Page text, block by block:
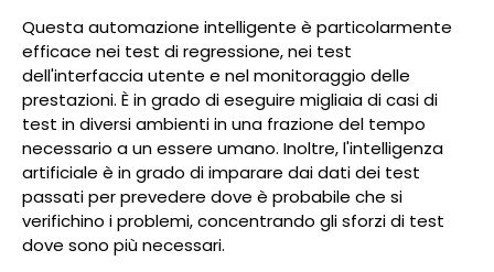
Questa automazione intelligente è particolarmente
efficace nei test di regressione, nei test
dell'interfaccia utente e nel monitoraggio delle
prestazioni. È in grado di eseguire migliaia di casi di
test in diversi ambienti in una frazione del tempo
necessario a un essere umano. Inoltre, l'intelligenza
artificiale è in grado di imparare dai dati dei test
passati per prevedere dove è probabile che si
verifichino i problemi, concentrando gli sforzi di test
dove sono più necessari.